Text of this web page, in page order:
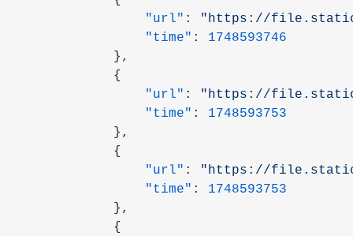
                "url"
:
"https://
                "time"
: 1748593746
            },
            {
                "url"
:
"https://
                "time"
: 1748593753
            },
            {
                "url"
:
"https://
                "time"
: 1748593753
            },
            {